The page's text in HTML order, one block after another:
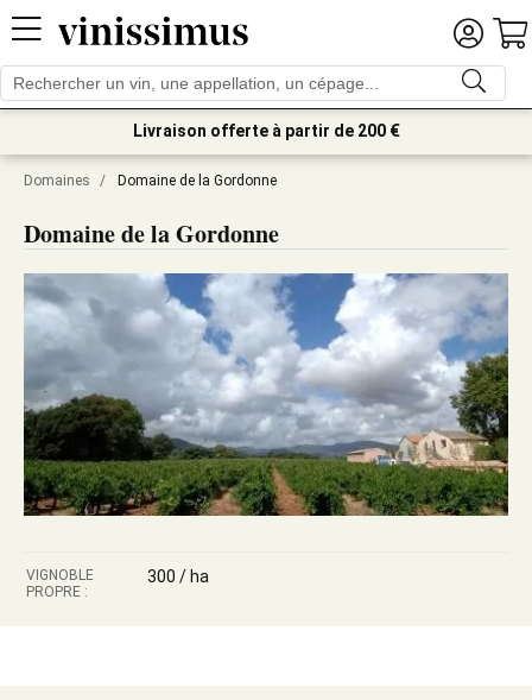
Livraison offerte à partir de 200 €
Domaines / Domaine de la Gordonne
Domaine de la Gordonne
VIGNOBLE
PROPRE :
300 / ha